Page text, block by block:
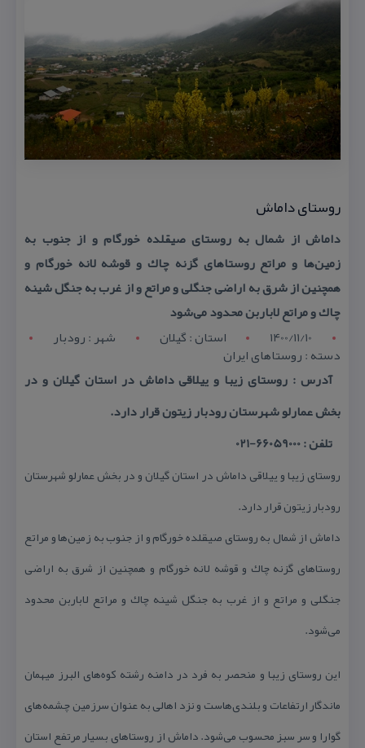
روستای داماش
داماش از شمال به روستای صیقلده خورگام و از جنوب به
زمین‌ها و مراتع روستاهای گزنه چاك و قوشه لانه خورگام و
همچنین از شرق به اراضی جنگلی و مراتع و از غرب به جنگل شینه
چاك و مراتع لاباربن محدود می‌شود
1400/11/10
استان : گيلان شهر : رودبار
دسته : روستاهای ایران
آدرس : روستای زیبا و ییلاقی داماش در استان گیلان و در
بخش عمارلو شهرستان رودبار زیتون قرار دارد.
تلفن : 66059000-021
روستای زیبا و ییلاقی داماش در استان گیلان و در بخش عمارلو شهرستان
رودبار زیتون قرار دارد.
داماش از شمال به روستای صیقلده خورگام و از جنوب به زمین‌ها و مراتع
روستاهای گزنه چاك و قوشه لانه خورگام و همچنین از شرق به اراضی
جنگلی و مراتع و از غرب به جنگل شینه چاك و مراتع لاباربن محدود
می‌شود.
این روستای زیبا و منحصر به فرد در دامنه رشته كوه‌های البرز میهمان
ماندگار ارتفاعات و بلندی‌هاست و نزد اهالی به عنوان سرزمین چشمه‌های
گوارا و سر سبز محسوب می‌شود. داماش از روستاهای بسیار مرتفع استان